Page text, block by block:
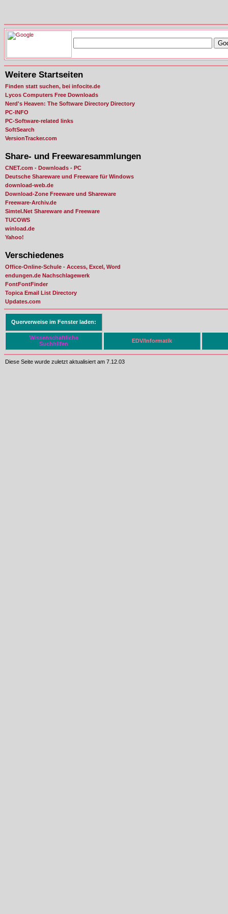
Weitere Startseiten
Finden statt suchen, bei infocite.de
Lycos Computers Free Downloads
Nerd's Heaven: The Software Directory Directory
PC-INFO
PC-Software-related links
SoftSearch
VersionTracker.com
Share- und Freewaresammlungen
CNET.com - Downloads - PC
Deutsche Shareware und Freeware für Windows
download-web.de
Download-Zone Freeware und Shareware
Freeware-Archiv.de
Simtel.Net Shareware and Freeware
TUCOWS
winload.de
Yahoo!
Verschiedenes
Office-Online-Schule - Access, Excel, Word
endungen.de Nachschlagewerk
FontFontFinder
Topica Email List Directory
Updates.com
Querverweise im Fenster laden:
Wissenschaftliche
Suchhilfen
EDV/Informatik
Diese Seite wurde zuletzt aktualisiert am 7.12.03